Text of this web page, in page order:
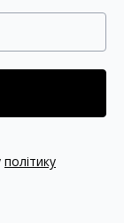
політику